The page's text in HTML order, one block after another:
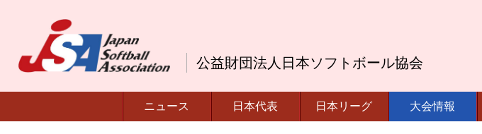
公益財団法人日本ソフトボール協会
ニュース 日本代表 日本リーグ 大会情報